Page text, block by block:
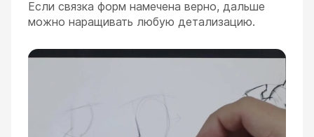
Если связка форм намечена верно, дальше
можно наращивать любую детализацию.